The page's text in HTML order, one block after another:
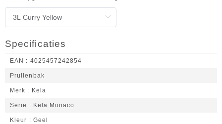
Specificaties
EAN 4025457242854
Prullenbak
Merk Kela
Serie Kela Monaco
Kleur Geel